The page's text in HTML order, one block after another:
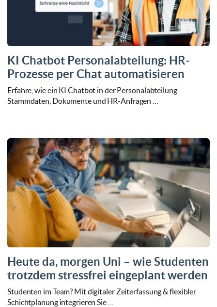
KI Chatbot Personalabteilung: HR-
Prozesse per Chat automatisieren
Erfahre, wie ein KI Chatbot in der Personalabteilung
Stammdaten, Dokumente und HR-Anfragen …
Heute da, morgen Uni – wie Studenten
trotzdem stressfrei eingeplant werden
Studenten im Team? Mit digitaler Zeiterfassung & flexibler
Schichtplanung integrieren Sie …